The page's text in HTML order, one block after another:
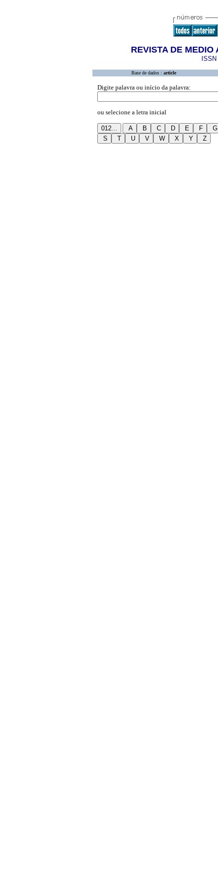
REVISTA DE
Base de dados : article
Digite palavra ou início da palavra:
ou selecione a letra inicial